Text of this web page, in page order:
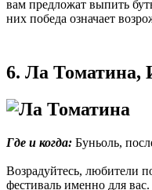
вам предложат выпить
них победа означает
6. Ла Томатина,
Где и когда: Буньоль,
Возрадуйтесь, любители
фестиваль именно для